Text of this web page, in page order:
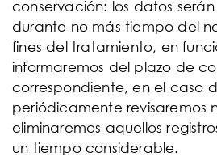
conservación: los datos
durante no más tiempo del
fines del tratamiento, en
informaremos del plazo de
correspondiente, en el caso
periódicamente revisaremos
eliminaremos aquellos
un tiempo considerable.